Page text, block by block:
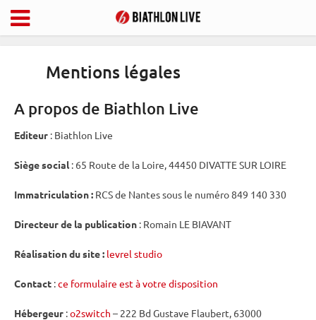
Mentions légales
A propos de Biathlon Live
Editeur : Biathlon Live
Siège social: 65 Route de la Loire, 44450 DIVATTE SUR LOIRE
Immatriculation : RCS de Nantes sous le numéro 849 140 330
Directeur de la publication : Romain LE BIAVANT
Réalisation du site : levrel studio
Contact :ce formulaire est à votre disposition
Hébergeur :o2switch – 222 Bd Gustave Flaubert, 63000